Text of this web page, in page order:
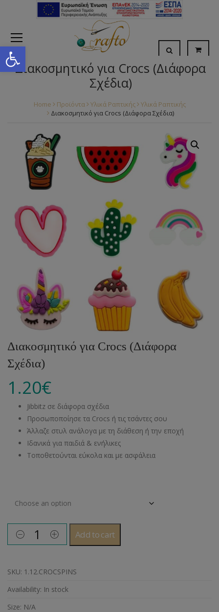
Open toolbar
Διακοσμητικό για Crocs (Διάφορα
Σχέδια)
Home Προϊόντα Υλικά Ραπτικής
Υλικά Ραπτικής
Διακοσμητικό για Crocs (Διάφορα Σχέδια)
Διακοσμητικό για Crocs (Διάφορα
Σχέδια)
1.20€
Jibbitz σε διάφορα σχέδια
Προσωποποίησε τα Crocs ή τις τσάντες σου
Άλλαζε στυλ ανάλογα με τη διάθεση ή την εποχή
Ιδανικά για παιδιά & ενήλικες
Τοποθετούνται εύκολα και με ασφάλεια
Add to cart
SKU: 1.12.CROCSPINS
Availability: In stock
Size: N/A